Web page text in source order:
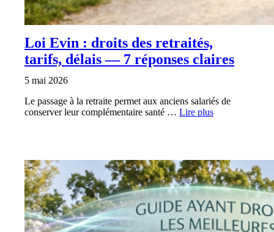
Loi Evin : droits des retraités,
tarifs, délais — 7 réponses claires
5 mai 2026
Le passage à la retraite permet aux anciens salariés de
conserver leur complémentaire santé … Lire plus